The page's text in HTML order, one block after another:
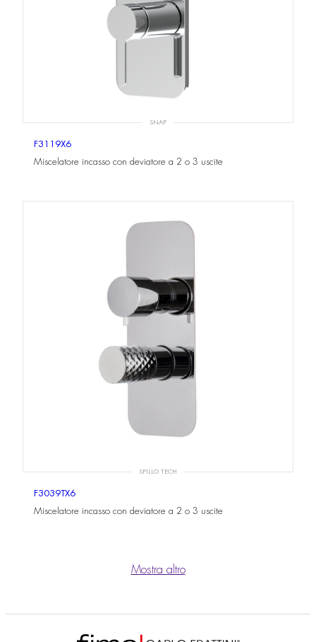
SNAP
F3119X6
Miscelatore incasso con deviatore a 2 o 3 uscite
SPILLO TECH
F3039TX6
Miscelatore incasso con deviatore a 2 o 3 uscite
Mostra altro